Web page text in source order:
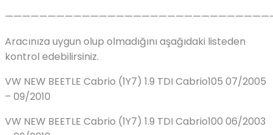
Aracınıza uygun olup olmadığını aşağıdaki listeden
kontrol edebilirsiniz.
VW NEW BEETLE Cabrio (1Y7) 1.9 TDI Cabrio105 07/2005
– 09/2010
VW NEW BEETLE Cabrio (1Y7) 1.9 TDI Cabrio100 06/2003